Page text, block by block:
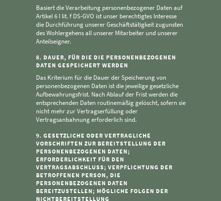
Basiert die Verarbeitung personenbezogener Daten auf
Artikel 6 I lit. f DS-GVO ist unser berechtigtes Interesse
die Durchführung unserer Geschäftstätigkeit zugunsten
des Wohlergehens all unserer Mitarbeiter und unserer
Anteilseigner.
8. DAUER, FÜR DIE DIE PERSONENBEZOGENEN
DATEN GESPEICHERT WERDEN
Das Kriterium für die Dauer der Speicherung von
personenbezogenen Daten ist die jeweilige gesetzliche
Aufbewahrungsfrist. Nach Ablauf der Frist werden die
entsprechenden Daten routinemäßig gelöscht, sofern sie
nicht mehr zur Vertragserfüllung oder
Vertragsanbahnung erforderlich sind.
9. GESETZLICHE ODER VERTRAGLICHE
VORSCHRIFTEN ZUR BEREITSTELLUNG DER
PERSONENBEZOGENEN DATEN;
ERFORDERLICHKEIT FÜR DEN
VERTRAGSABSCHLUSS; VERPFLICHTUNG DER
BETROFFENEN PERSON, DIE
PERSONENBEZOGENEN DATEN
BEREITZUSTELLEN; MÖGLICHE FOLGEN DER
NICHTBEREITSTELLUNG